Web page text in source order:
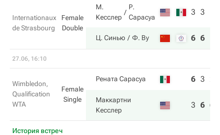
Internationaux
de Strasbourg
Female
Double
М.
Кесслер
Р.
Сарасуа
3 3
Ц. Синью Ф. Ву 6 6
27.06, 16:10
Wimbledon,
Qualification
WTA
Female
Single
Рената Сарасуа 6 3 2
Маккартни
Кесслер
3 6 6
История встреч